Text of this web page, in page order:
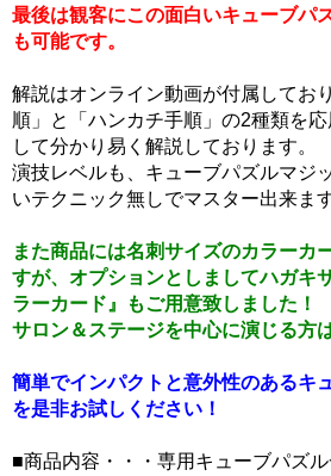
最後は観客にこの面白いキューブパ
も可能です。
解説はオンライン動画が付属してお
順」と「ハンカチ手順」の2種類を
して分かり易く解説しております。
演技レベルも、キューブパズルマジ
いテクニック無しでマスター出来ま
また商品には名刺サイズのカラーカ
すが、オプションとしましてハガキ
ラーカード』もご用意致しました！
サロン＆ステージを中心に演じる方
簡単でインパクトと意外性のあるキ
を是非お試しください！
■商品内容・・・専用キューブパズ